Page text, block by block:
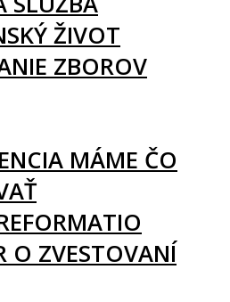
ŽIVOT
ZBOROV
MÁME ČO
O ZVESTOVANÍ